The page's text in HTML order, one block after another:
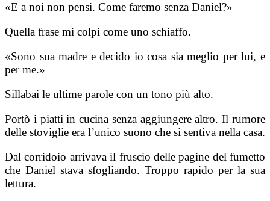
«E a noi non pensi. Come faremo senza Daniel?»
Quella frase mi colpì come uno schiaffo.
«Sono sua madre e decido io cosa sia meglio per lui, e
per me.»
Sillabai le ultime parole con un tono più alto.
Portò i piatti in cucina senza aggiungere altro. Il rumore
delle stoviglie era l’unico suono che si sentiva nella casa.
Dal corridoio arrivava il fruscio delle pagine del fumetto
che Daniel stava sfogliando. Troppo rapido per la sua
lettura.